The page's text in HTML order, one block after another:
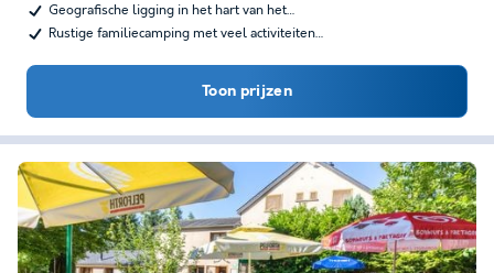
Geografische ligging in het hart van het…
Rustige familiecamping met veel activiteiten…
Toon prijzen